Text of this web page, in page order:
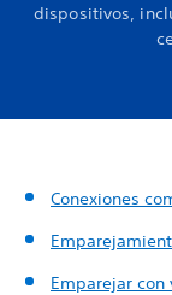
dispositivos,
Conexiones
Emparejar